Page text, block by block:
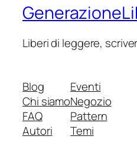
Liberi di leggere,
Blog
Chi siamo
FAQ
Autori
Eventi
Negozio
Pattern
Temi